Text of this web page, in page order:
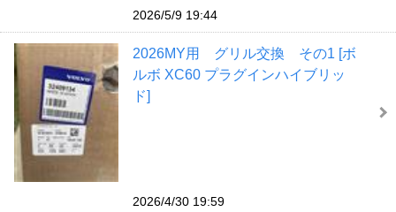
2026/5/9 19:44
2026MY用 グリル交換 その1 [ボ
ルボ XC60 プラグインハイブリッ
ド]
2026/4/30 19:59